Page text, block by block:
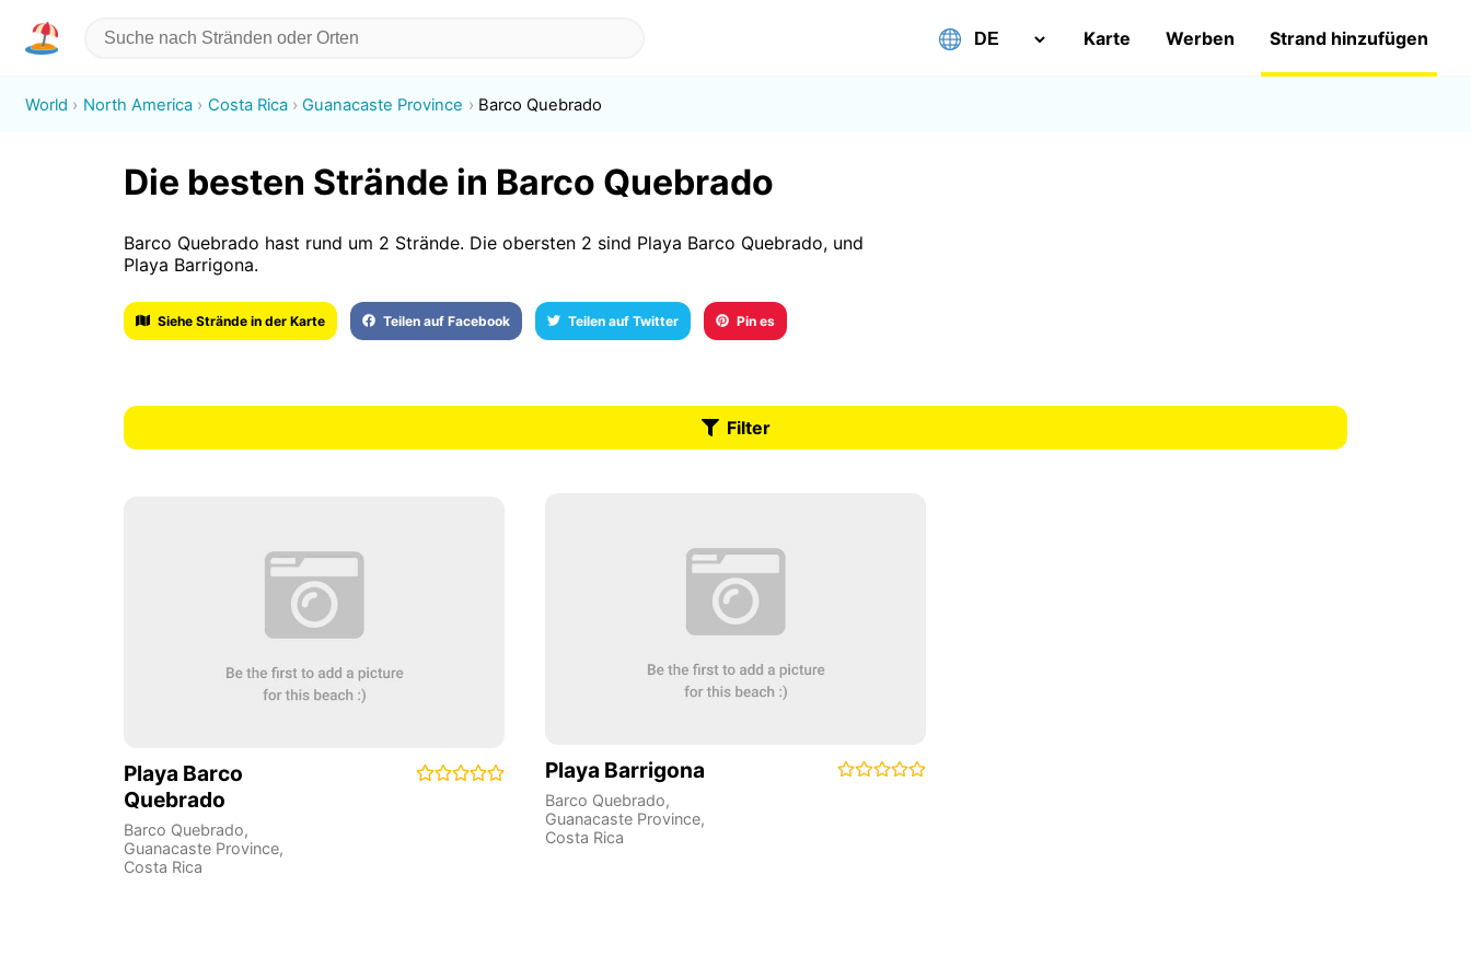
Karte Werben Strand hinzufügen
World North America Costa Rica Guanacaste Province Barco Quebrado
Die besten Strände in Barco Quebrado
Barco Quebrado hast rund um 2 Strände. Die obersten 2 sind Playa Barco Quebrado, und
Playa Barrigona.
Siehe Strände in der Karte Teilen auf Facebook Teilen auf Twitter Pin es
Filter
Playa Barco
Quebrado
Barco Quebrado,
Guanacaste Province,
Costa Rica
Playa Barrigona
Barco Quebrado,
Guanacaste Province,
Costa Rica